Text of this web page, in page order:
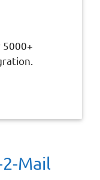
5000+
2-Mail